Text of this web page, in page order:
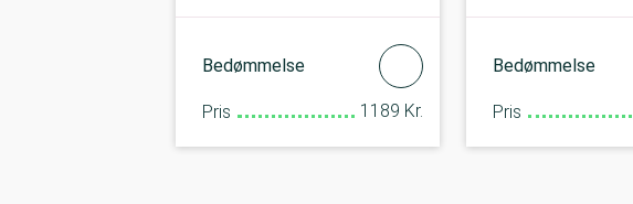
Bedømmelse
Pris 1189 Kr.
Bedømmelse
Pris